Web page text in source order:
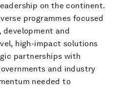
on the continent.
programmes focused
development and
high-impact solutions
partnerships with
and industry
needed to